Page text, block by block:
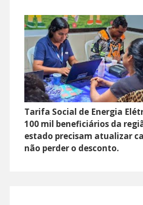
Tarifa Social de Energia
100 mil beneficiários da
estado precisam atualizar
não perder o desconto.